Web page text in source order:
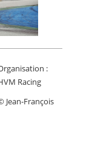
:
Racing
Jean-François